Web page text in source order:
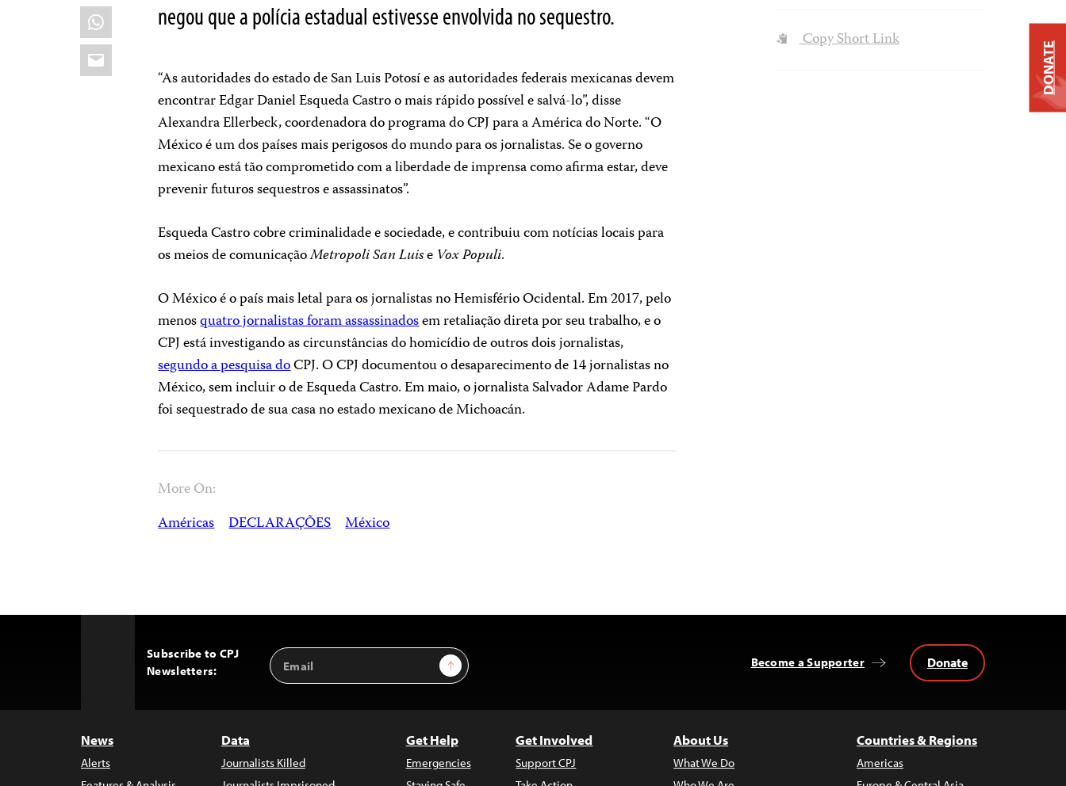
WhatsApp
Email
negou que a polícia estadual estivesse envolvida no sequestro.
“As autoridades do estado de San Luis Potosí e as autoridades federais mexicanas devem
encontrar Edgar Daniel Esqueda Castro o mais rápido possível e salvá-lo”, disse
Alexandra Ellerbeck, coordenadora do programa do CPJ para a América do Norte. “O
México é um dos países mais perigosos do mundo para os jornalistas. Se o governo
mexicano está tão comprometido com a liberdade de imprensa como afirma estar, deve
prevenir futuros sequestros e assassinatos”.
Esqueda Castro cobre criminalidade e sociedade, e contribuiu com notícias locais para
os meios de comunicaçãoMetropoli San Luise Vox Populi.
O México é o país mais letal para os jornalistas no Hemisfério Ocidental. Em 2017, pelo
menosquatro jornalistas foram assassinadosem retaliação direta por seu trabalho, e o
CPJ está investigando as circunstâncias do homicídio de outros dois jornalistas,
segundo a pesquisa doCPJ. O CPJ documentou o desaparecimento de 14 jornalistas no
México, sem incluir o de Esqueda Castro. Em maio, o jornalista Salvador Adame Pardo
foi sequestrado de sua casa no estado mexicano de Michoacán.
More On:
Américas DECLARAÇÕES México
Copy Short Link
Subscribe to CPJ
Newsletters:
Email
Address
Sign Up Become a Supporter Donate
News
Alerts
Data
Journalists Killed
Get Help
Emergencies
Get Involved
Support CPJ
About Us
What We Do
Countries & Regions
Americas
DONATE